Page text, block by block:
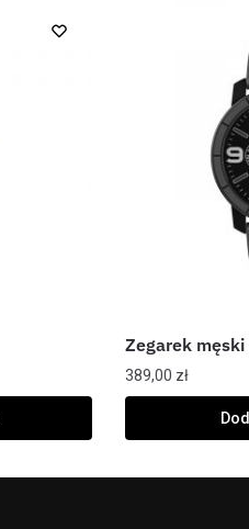
Zegarek męski
389,00 zł